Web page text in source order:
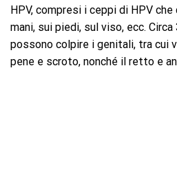
HPV, compresi i ceppi di HPV
mani, sui piedi, sul viso, ecc.
possono colpire i genitali, tra cui
pene e scroto, nonché il retto e